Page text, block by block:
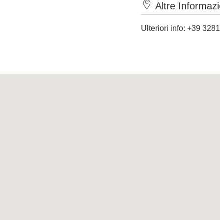
Altre
Ulteriori info: +39